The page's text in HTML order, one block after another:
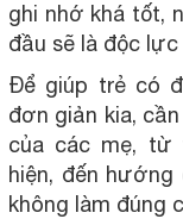
ghi nhớ khá tốt,
đầu sẽ là độc
Để giúp trẻ có
đơn giản kia,
của các mẹ, từ
hiện, đến
không làm đúng